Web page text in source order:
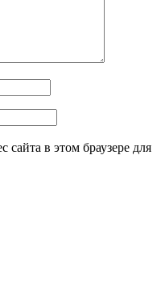
сайта в этом браузере для